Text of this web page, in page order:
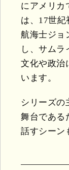
にアメリカ
は、17世紀
航海士ジョ
し、サムラ
文化や政治
います。
シリーズの
舞台である
話すシーン